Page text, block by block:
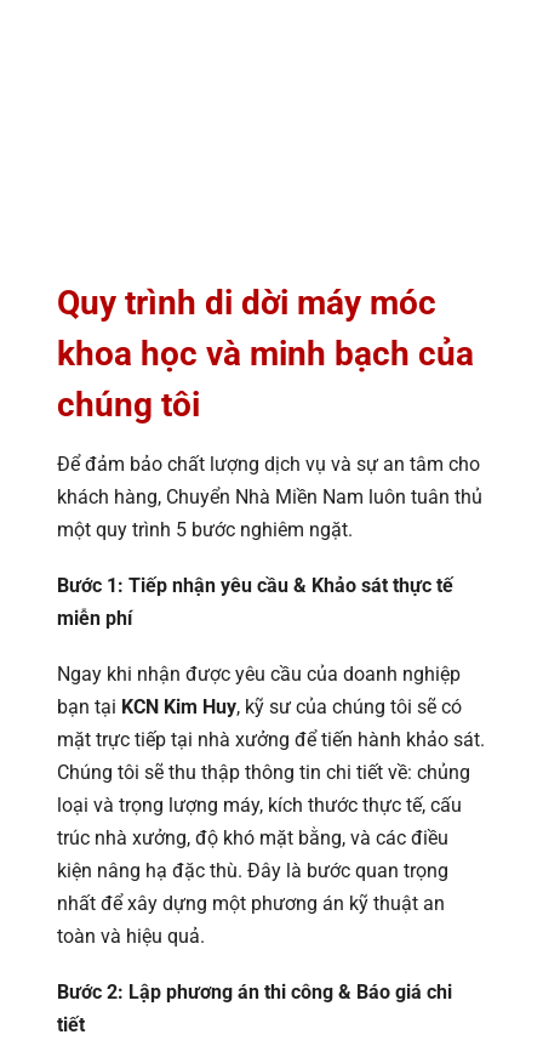
Quy trình di dời máy móc
khoa học và minh bạch của
chúng tôi
Để đảm bảo chất lượng dịch vụ và sự an tâm cho
khách hàng, Chuyển Nhà Miền Nam luôn tuân thủ
một quy trình 5 bước nghiêm ngặt.
Bước 1: Tiếp nhận yêu cầu & Khảo sát thực tế
miễn phí
Ngay khi nhận được yêu cầu của doanh nghiệp
bạn tại KCN Kim Huy, kỹ sư của chúng tôi sẽ có
mặt trực tiếp tại nhà xưởng để tiến hành khảo sát.
Chúng tôi sẽ thu thập thông tin chi tiết về: chủng
loại và trọng lượng máy, kích thước thực tế, cấu
trúc nhà xưởng, độ khó mặt bằng, và các điều
kiện nâng hạ đặc thù. Đây là bước quan trọng
nhất để xây dựng một phương án kỹ thuật an
toàn và hiệu quả.
Bước 2: Lập phương án thi công & Báo giá chi
tiết